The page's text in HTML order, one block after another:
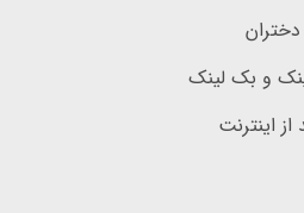
و بک لینک
اینترنت